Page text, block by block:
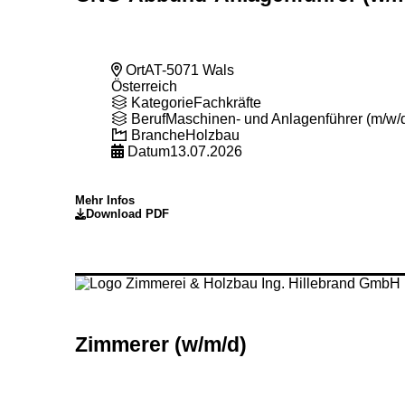
OrtAT-5071 Wals
Österreich
KategorieFachkräfte
BerufMaschinen- und Anlagenführer (m/w/
BrancheHolzbau
Datum13.07.2026
Mehr Infos
Download PDF
Zimmerer (w/m/d)